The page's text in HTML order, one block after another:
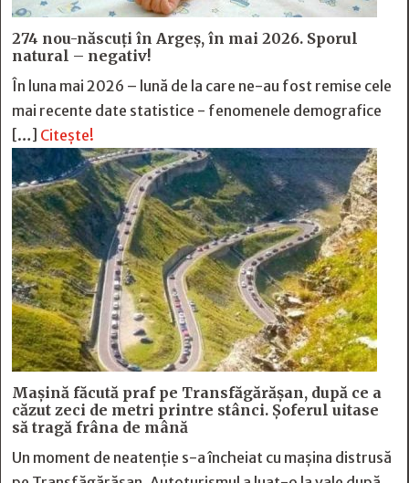
274 nou-născuți în Argeș, în mai 2026. Sporul
natural – negativ!
În luna mai 2026 – lună de la care ne-au fost remise cele
mai recente date statistice - fenomenele demografice
[…] Citește!
Mașină făcută praf pe Transfăgărășan, după ce a
căzut zeci de metri printre stânci. Șoferul uitase
să tragă frâna de mână
Un moment de neatenție s-a încheiat cu mașina distrusă